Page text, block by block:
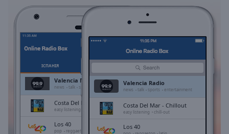
0.00%
Stream
TypeLIVE
LIVE
Remaining
ІСПАНІЯ
Valencia Radio
news talk sports entertainment
Costa Del Mar - Chillout
easy listening chill-out
Los 40
pop reggaeton latin
Valencia Radio
news talk sports entertainment
Costa Del Mar - Chillout
easy listening chill-out
Los 40